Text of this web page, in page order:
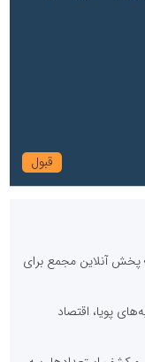
در بوته رأی؛ پخش آنلاین مجمع برای
پویا، اقتصاد